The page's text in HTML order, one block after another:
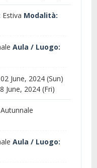
Estiva Modalità:
Aula / Luogo:
02 June, 2024 (Sun)
June, 2024 (Fri)
Autunnale
Aula / Luogo: